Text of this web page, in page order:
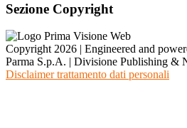
Sezione Copyright
Copyright 2026 | Engineered and
Parma S.p.A. | Divisione Publishing &
Disclaimer trattamento dati personali